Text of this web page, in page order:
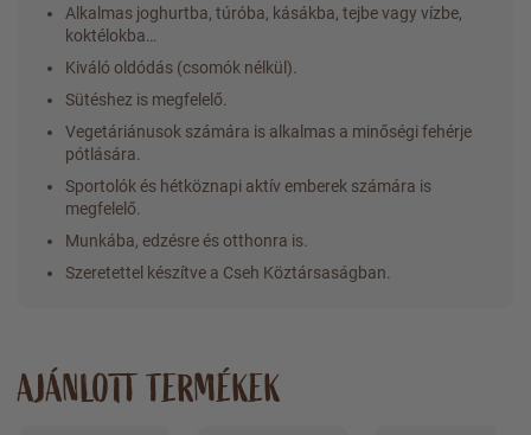
Alkalmas joghurtba, túróba, kásákba, tejbe vagy vízbe,
koktélokba…
Kiváló oldódás (csomók nélkül).
Sütéshez is megfelelő.
Vegetáriánusok számára is alkalmas a minőségi fehérje
pótlására.
Sportolók és hétköznapi aktív emberek számára is
megfelelő.
Munkába, edzésre és otthonra is.
Szeretettel készítve a Cseh Köztársaságban.
AJÁNLOTT TERMÉKEK